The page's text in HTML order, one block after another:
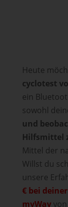
Heute
cyclotest
ein
sowohl
und
Hilfsmittel
Mittel der
Willst du
unsere
€ bei
myWay